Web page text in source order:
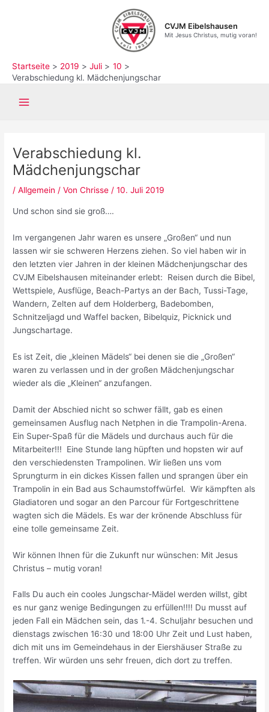
CVJM Eibelshausen
Mit Jesus Christus, mutig voran!
Startseite 2019 Juli
10
Verabschiedung kl. Mädchenjungschar
Verabschiedung kl.
Mädchenjungschar
/Allgemein / VonChrisse/10. Juli 2019
Und schon sind sie groß….
Im vergangenen Jahr waren es unsere „Großen“ und nun
lassen wir sie schweren Herzens ziehen. So viel haben wir in
den letzten vier Jahren in der kleinen Mädchenjungschar des
CVJM Eibelshausen miteinander erlebt: Reisen durch die Bibel,
Wettspiele, Ausflüge, Beach-Partys an der Bach, Tussi-Tage,
Wandern, Zelten auf dem Holderberg, Badebomben,
Schnitzeljagd und Waffel backen, Bibelquiz, Picknick und
Jungschartage.
Es ist Zeit, die „kleinen Mädels“ bei denen sie die „Großen“
waren zu verlassen und in der großen Mädchenjungschar
wieder als die „Kleinen“ anzufangen.
Damit der Abschied nicht so schwer fällt, gab es einen
gemeinsamen Ausflug nach Netphen in die Trampolin-Arena.
Ein Super-Spaß für die Mädels und durchaus auch für die
Mitarbeiter!!! Eine Stunde lang hüpften und hopsten wir auf
den verschiedensten Trampolinen. Wir ließen uns vom
Sprungturm in ein dickes Kissen fallen und sprangen über ein
Trampolin in ein Bad aus Schaumstoffwürfel. Wir kämpften als
Gladiatoren und sogar an den Parcour für Fortgeschrittene
wagten sich die Mädels. Es war der krönende Abschluss für
eine tolle gemeinsame Zeit.
Wir können Ihnen für die Zukunft nur wünschen: Mit Jesus
Christus – mutig voran!
Falls Du auch ein cooles Jungschar-Mädel werden willst, gibt
es nur ganz wenige Bedingungen zu erfüllen!!!! Du musst auf
jeden Fall ein Mädchen sein, das 1.-4. Schuljahr besuchen und
dienstags zwischen 16:30 und 18:00 Uhr Zeit und Lust haben,
dich mit uns im Gemeindehaus in der Eiershäuser Straße zu
treffen. Wir würden uns sehr freuen, dich dort zu treffen.